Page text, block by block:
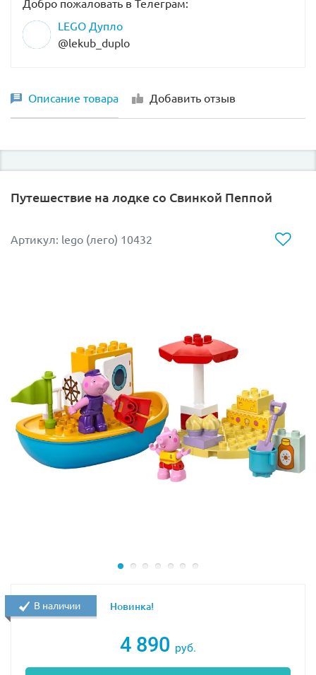
Добро пожаловать в Телеграм:
LEGO Дупло
@lekub_duplo
Описание товара Добавить отзыв
Путешествие на лодке со Свинкой Пеппой
Артикул: lego (лего) 10432
4 890 руб.
В наличии Новинка!